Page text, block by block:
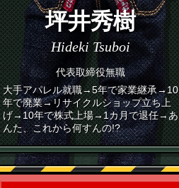
坪井秀樹
Hideki Tsuboi
代表取締役無職
大手アパレル就職→5年で家業継承→10
年で廃業→リサイクルショップ立ち上
げ→10年で株式上場→1カ月で退任→あ
んた、これから何すんの!?